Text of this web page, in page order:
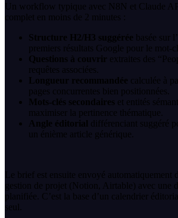
Un workflow typique avec N8N et Claude
complet en moins de 2 minutes :
Structure H2/H3 suggérée basée sur
premiers résultats Google pour le mot-
Questions à couvrir extraites des
requêtes associées.
Longueur recommandée calculée à
pages concurrentes bien positionnées.
Mots-clés secondaires et entités
maximiser la pertinence thématique.
Angle éditorial différenciant suggéré
un énième article générique.
Le brief est ensuite envoyé automatiquement
gestion de projet (Notion, Airtable) avec une
planifiée. C’est la base d’un calendrier
seul.